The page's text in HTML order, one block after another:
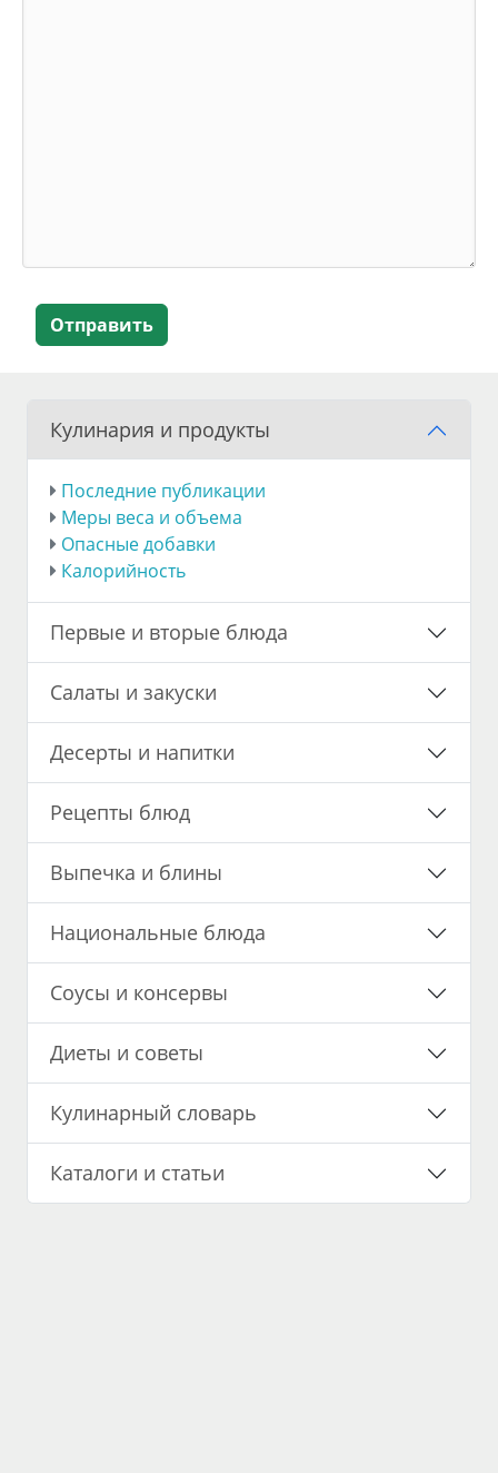
Отправить
Кулинария и продукты
Последние публикации
Меры веса и объема
Опасные добавки
Калорийность
Первые и вторые блюда
Салаты и закуски
Десерты и напитки
Рецепты блюд
Выпечка и блины
Национальные блюда
Соусы и консервы
Диеты и советы
Кулинарный словарь
Каталоги и статьи